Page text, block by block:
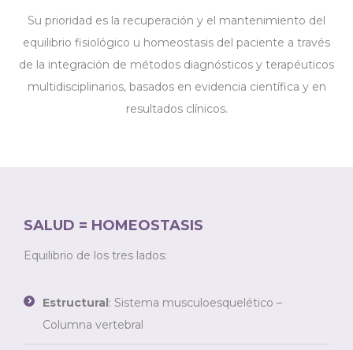
Su prioridad es la recuperación y el mantenimiento del
equilibrio fisiológico u homeostasis del paciente a través
de la integración de métodos diagnósticos y terapéuticos
multidisciplinarios, basados en evidencia científica y en
resultados clínicos.
SALUD = HOMEOSTASIS
Equilibrio de los tres lados:
Estructural: Sistema musculoesquelético –
Columna vertebral